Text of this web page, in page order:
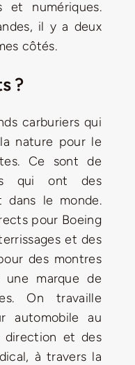
et numériques.
il y a deux
côtés.
?
carburiers qui
nature pour le
Ce sont de
qui ont des
dans le monde.
pour Boeing
et des
des montres
marque de
On travaille
automobile au
direction et des
à travers la